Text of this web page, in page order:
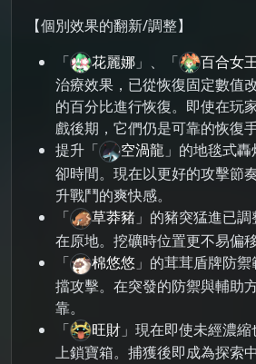
【個別效果的翻新/調整】
「
花麗娜 」、「 百合女
治療效果，已從恢復固定數值
的百分比進行恢復。即使在玩
戲後期，它們仍是可靠的恢復手
提升「
空渦龍 」的地毯式
卻時間。現在以更好的攻擊節
升戰鬥的爽快感。
「
草莽豬 」的豬突猛進已
在原地。挖礦時位置更不易偏
「
棉悠悠 」的茸茸盾牌防
擋攻擊。在突發的防禦與輔助
靠。
「
旺財 」現在即使未經濃
上鎖寶箱。捕獲後即成為探索